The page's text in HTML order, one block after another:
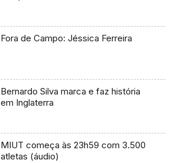
Fora de Campo: Jéssica Ferreira
Bernardo Silva marca e faz história
em Inglaterra
MIUT começa às 23h59 com 3.500
atletas (áudio)